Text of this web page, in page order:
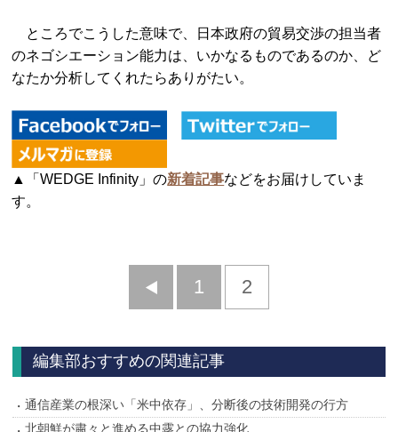
ところでこうした意味で、日本政府の貿易交渉の担当者
のネゴシエーション能力は、いかなるものであるのか、ど
なたか分析してくれたらありがたい。
▲「WEDGE Infinity」の新着記事などをお届けしていま
す。
前
1 2
編集部おすすめの関連記事
通信産業の根深い「米中依存」、分断後の技術開発の行方
北朝鮮が粛々と進める中露との協力強化